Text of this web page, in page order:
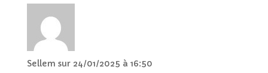
Sellem sur 24/01/2025 à 16:50